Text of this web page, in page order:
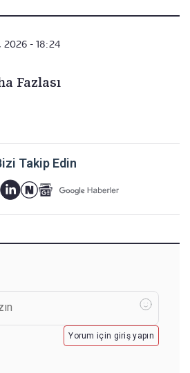
2026 - 18:24
Fazlası
Takip Edin
Yorum için giriş yapın